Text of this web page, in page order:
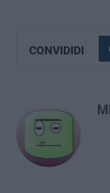
CONVIDIDI